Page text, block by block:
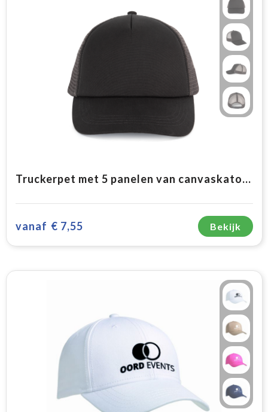
Truckerpet met 5 panelen van canvaskatoen - K-up Gold Label
vanaf € 7,55 Bekijk